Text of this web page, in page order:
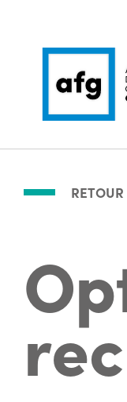
RETOUR